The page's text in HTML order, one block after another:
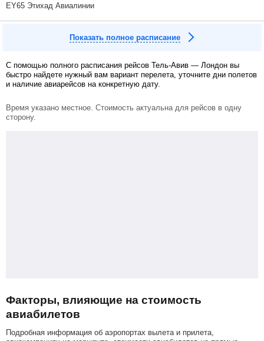
EY65 Этихад Авиалинии
Показать полное расписание
С помощью полного расписания рейсов Тель-Авив — Лондон вы
быстро найдете нужный вам вариант перелета, уточните дни полетов
и наличие авиарейсов на конкретную дату.
Время указано местное. Стоимость актуальна для рейсов в одну
сторону.
Факторы, влияющие на стоимость
авиабилетов
Подробная информация об аэропортах вылета и прилета,